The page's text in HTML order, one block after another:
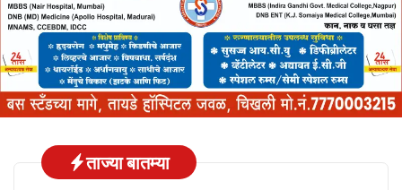
ताज्या बातम्या